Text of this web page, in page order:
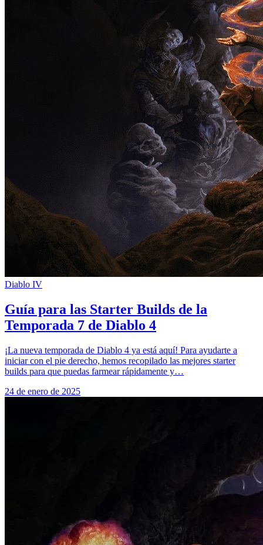
Diablo IV
Guía para las Starter Builds de la
Temporada 7 de Diablo 4
¡La nueva temporada de Diablo 4 ya está aquí! Para ayudarte a
iniciar con el pie derecho, hemos recopilado las mejores starter
builds para que puedas farmear rápidamente y…
24 de enero de 2025